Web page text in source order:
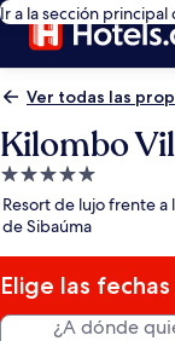
Ir a la sección principal
Ver todas las
Kilombo
Propiedad
de
5.0
estrellas
Resort de lujo frente a
de Sibaúma
Elige las
¿A dónde